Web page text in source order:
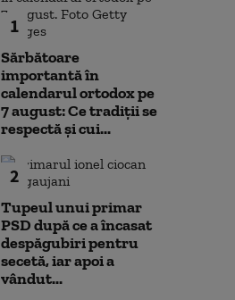
1
Sărbătoare
importantă în
calendarul ortodox pe
7 august: Ce tradiții se
respectă și cui...
2
Tupeul unui primar
PSD după ce a încasat
despăgubiri pentru
secetă, iar apoi a
vândut...